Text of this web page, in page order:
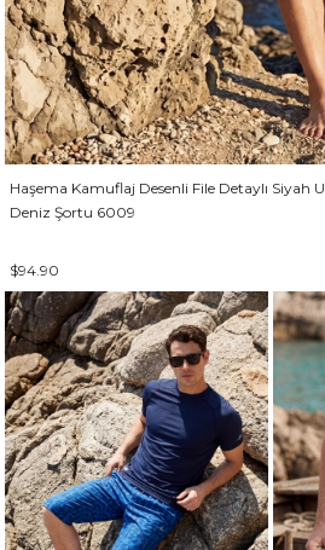
Haşema Kamuflaj Desenli File Detaylı Siyah
Deniz Şortu 6009
$94.90